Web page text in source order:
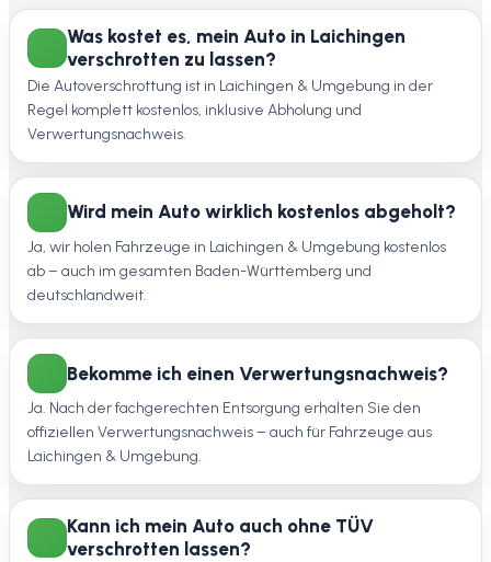
Was kostet es, mein Auto in Laichingen
verschrotten zu lassen?
Die Autoverschrottung ist in Laichingen & Umgebung in der
Regel komplett kostenlos, inklusive Abholung und
Verwertungsnachweis.
Wird mein Auto wirklich kostenlos abgeholt?
Ja, wir holen Fahrzeuge in Laichingen & Umgebung kostenlos
ab – auch im gesamten Baden-Württemberg und
deutschlandweit.
Bekomme ich einen Verwertungsnachweis?
Ja. Nach der fachgerechten Entsorgung erhalten Sie den
offiziellen Verwertungsnachweis – auch für Fahrzeuge aus
Laichingen & Umgebung.
Kann ich mein Auto auch ohne TÜV
verschrotten lassen?